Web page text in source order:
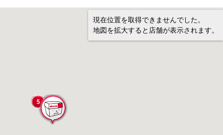
現在位置を取得できませんでした。
地図を拡大すると店舗が表示されます。